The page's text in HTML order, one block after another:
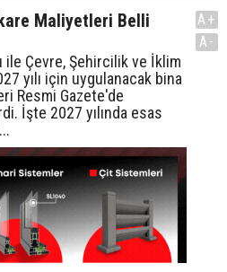
Maliyetleri Belli
ile Çevre, Şehircilik ve İklim
yılı için uygulanacak bina
Resmi Gazete'de
İşte 2027 yılında esas
A+
A-